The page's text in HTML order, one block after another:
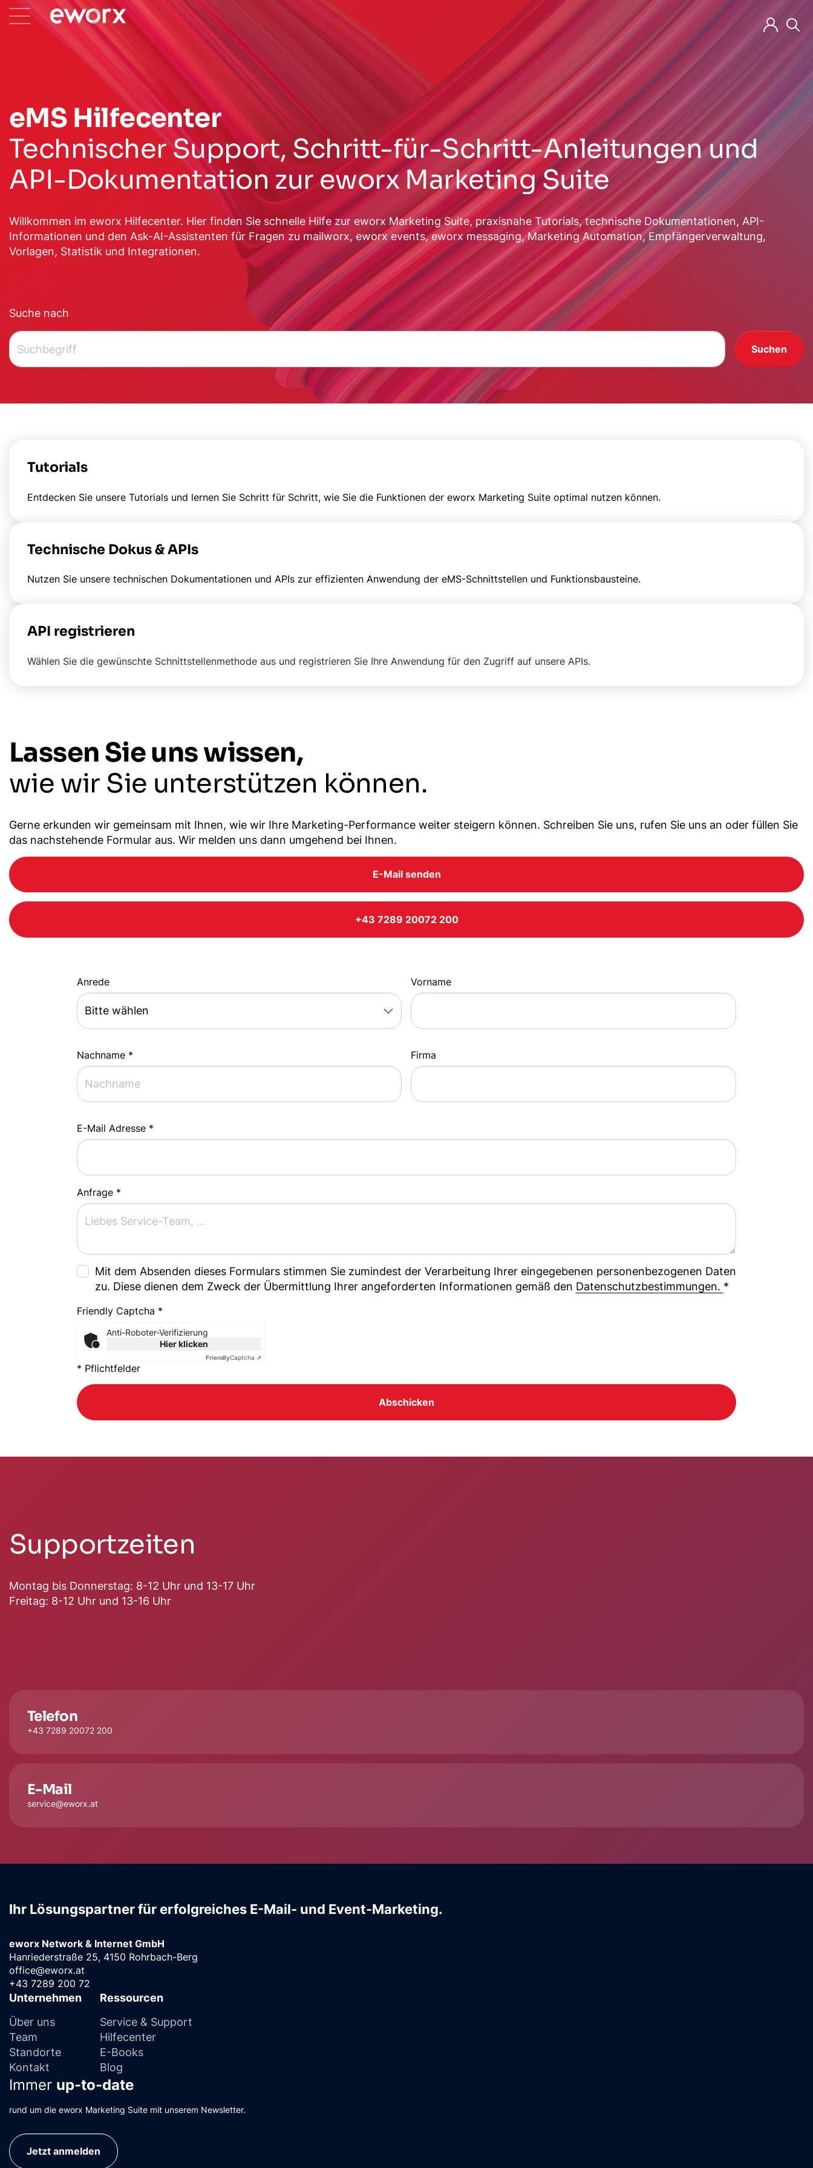
eMS Hilfecenter
Technischer Support, Schritt-für-Schritt-Anleitungen und
API-Dokumentation zur eworx Marketing Suite
Willkommen im eworx Hilfecenter. Hier finden Sie schnelle Hilfe zur eworx Marketing Suite, praxisnahe Tutorials, technische Dokumentationen, API-
Informationen und den Ask-AI-Assistenten für Fragen zu mailworx, eworx events, eworx messaging, Marketing Automation, Empfängerverwaltung,
Vorlagen, Statistik und Integrationen.
Suche nach
Suchen
Tutorials
Entdecken Sie unsere Tutorials und lernen Sie Schritt für Schritt, wie Sie die Funktionen der eworx Marketing Suite optimal nutzen können.
Technische Dokus & APIs
Nutzen Sie unsere technischen Dokumentationen und APIs zur effizienten Anwendung der eMS-Schnittstellen und Funktionsbausteine.
API registrieren
Wählen Sie die gewünschte Schnittstellenmethode aus und registrieren Sie Ihre Anwendung für den Zugriff auf unsere APIs.
Lassen Sie uns wissen,
wie wir Sie unterstützen können.
Gerne erkunden wir gemeinsam mit Ihnen, wie wir Ihre Marketing-Performance weiter steigern können. Schreiben Sie uns, rufen Sie uns an oder füllen Sie
das nachstehende Formular aus. Wir melden uns dann umgehend bei Ihnen.
E-Mail senden
+43 7289 20072 200
Anrede Vorname
Nachname * Firma
E-Mail Adresse *
Anfrage *
Mit dem Absenden dieses Formulars stimmen Sie zumindest der Verarbeitung Ihrer eingegebenen personenbezogenen Daten
zu. Diese dienen dem Zweck der Übermittlung Ihrer angeforderten Informationen gemäß den Datenschutzbestimmungen. *
Friendly Captcha *
Anti-Roboter-Verifizierung
Hier klicken
FriendlyCaptcha ⇗
* Pflichtfelder
Abschicken
Supportzeiten
Montag bis Donnerstag: 8-12 Uhr und 13-17 Uhr
Freitag: 8-12 Uhr und 13-16 Uhr
Telefon
+43 7289 20072 200
E-Mail
service@eworx.at
Ihr Lösungspartner für erfolgreiches E-Mail- und Event-Marketing.
eworx Network & Internet GmbH
Hanriederstraße 25, 4150 Rohrbach-Berg
office@eworx.at
+43 7289 200 72
Unternehmen
Über uns
Team
Standorte
Kontakt
Ressourcen
Service & Support
Hilfecenter
E-Books
Blog
Immer up-to-date
rund um die eworx Marketing Suite mit unserem Newsletter.
Jetzt anmelden